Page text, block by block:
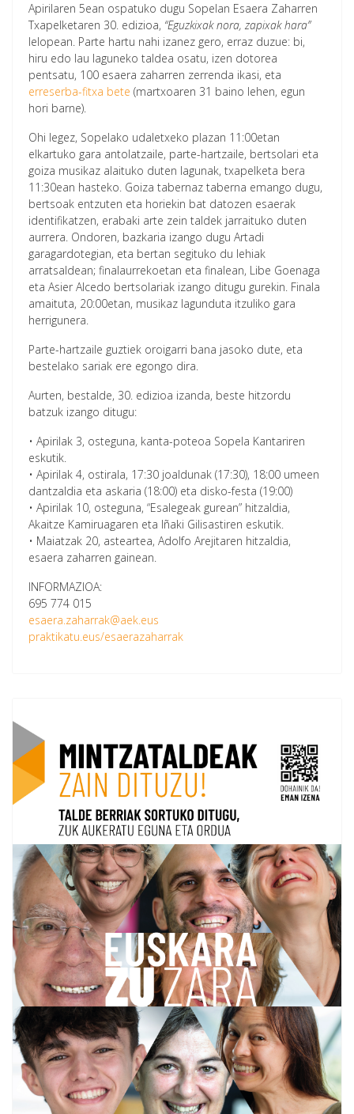
Apirilaren 5ean ospatuko dugu Sopelan Esaera Zaharren
Txapelketaren 30. edizioa, “Eguzkixak nora, zapixak hara”
lelopean. Parte hartu nahi izanez gero, erraz duzue: bi,
hiru edo lau laguneko taldea osatu, izen dotorea
pentsatu, 100 esaera zaharren zerrenda ikasi, eta
erreserba-fitxa bete (martxoaren 31 baino lehen, egun
hori barne).
Ohi legez, Sopelako udaletxeko plazan 11:00etan
elkartuko gara antolatzaile, parte-hartzaile, bertsolari eta
goiza musikaz alaituko duten lagunak, txapelketa bera
11:30ean hasteko. Goiza tabernaz taberna emango dugu,
bertsoak entzuten eta horiekin bat datozen esaerak
identifikatzen, erabaki arte zein taldek jarraituko duten
aurrera. Ondoren, bazkaria izango dugu Artadi
garagardotegian, eta bertan segituko du lehiak
arratsaldean; finalaurrekoetan eta finalean, Libe Goenaga
eta Asier Alcedo bertsolariak izango ditugu gurekin. Finala
amaituta, 20:00etan, musikaz lagunduta itzuliko gara
herrigunera.
Parte-hartzaile guztiek oroigarri bana jasoko dute, eta
bestelako sariak ere egongo dira.
Aurten, bestalde, 30. edizioa izanda, beste hitzordu
batzuk izango ditugu:
• Apirilak 3, osteguna, kanta-poteoa Sopela Kantariren
eskutik.
• Apirilak 4, ostirala, 17:30 joaldunak (17:30), 18:00 umeen
dantzaldia eta askaria (18:00) eta disko-festa (19:00)
• Apirilak 10, osteguna, “Esalegeak gurean” hitzaldia,
Akaitze Kamiruagaren eta Iñaki Gilisastiren eskutik.
• Maiatzak 20, asteartea, Adolfo Arejitaren hitzaldia,
esaera zaharren gainean.
INFORMAZIOA:
695 774 015
esaera.zaharrak@aek.eus
praktikatu.eus/esaerazaharrak